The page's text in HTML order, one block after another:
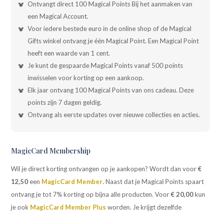
Ontvangt direct 100 Magical Points Bij het aanmaken van
een Magical Account.
Voor iedere bestede euro in de online shop of de Magical
Gifts winkel ontvang je één Magical Point. Een Magical Point
heeft een waarde van 1 cent.
Je kunt de gespaarde Magical Points vanaf 500 points
inwisselen voor korting op een aankoop.
Elk jaar ontvang 100 Magical Points van ons cadeau. Deze
points zijn 7 dagen geldig.
Ontvang als eerste updates over nieuwe collecties en acties.
MagicCard Membership
Wil je direct korting ontvangen op je aankopen? Wordt dan voor€
12,50een MagicCard Member. Naast dat je Magical Points spaart
ontvang je tot 7% korting op bijna alle producten. Voor€ 20,00kun
je ook MagicCard Member Plus worden. Je krijgt dezelfde